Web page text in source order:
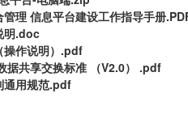
理 信息平台建设工作指导手册
明.doc
操作说明）.pdf
据共享交换标准 （V2.0） .pdf
通用规范.pdf